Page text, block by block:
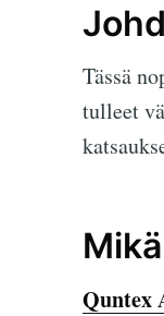
Tässä
tulleet
Quntex